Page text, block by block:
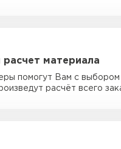
6 м
до 50 м3
8 м
до 80 м3
от 5
5 тн
5 м
расчет материала
помогут Вам с выбором
расчёт всего